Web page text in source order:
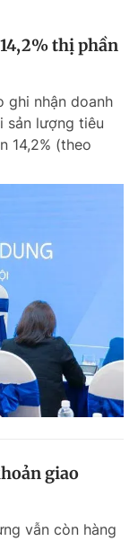
biết
thị phần
ghi nhận doanh
sản lượng tiêu
14,2% (theo
giao
vẫn còn hàng